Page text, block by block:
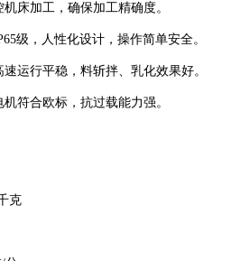
床加工，确保加工精确度。
级，人性化设计，操作简单安全。
运行平稳，料斩拌、乳化效果好。
符合欧标，抗过载能力强。
克